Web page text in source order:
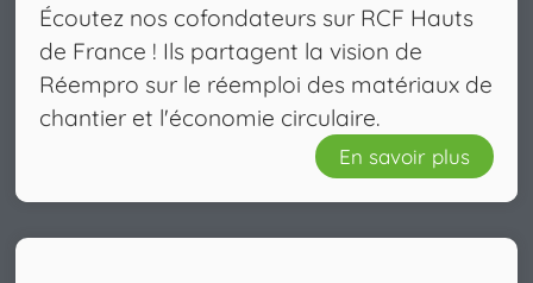
Écoutez nos cofondateurs sur RCF Hauts
de France ! Ils partagent la vision de
Réempro sur le réemploi des matériaux de
chantier et l'économie circulaire.
En savoir plus